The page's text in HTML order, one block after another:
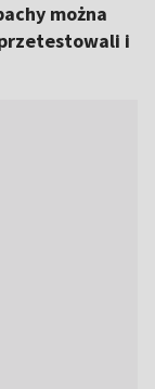
można
i